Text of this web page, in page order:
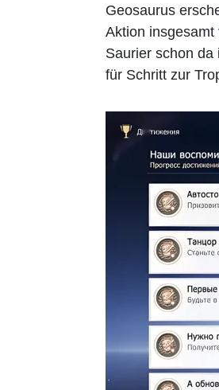
Geosaurus
Aktion insgesamt
Saurier schon
für Schritt zur